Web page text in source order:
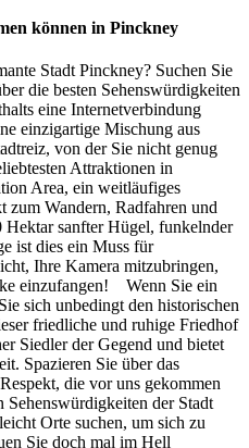
können in Pinckney
Stadt Pinckney? Suchen Sie
die besten Sehenswürdigkeiten
eine Internetverbindung
einzigartige Mischung aus
von der Sie nicht genug
Attraktionen in
Area, ein weitläufiges
zum Wandern, Radfahren und
sanfter Hügel, funkelnder
ist dies ein Muss für
Ihre Kamera mitzubringen,
einzufangen! Wenn Sie ein
sich unbedingt den historischen
friedliche und ruhige Friedhof
Siedler der Gegend und bietet
Spazieren Sie über das
die vor uns gekommen
der Stadt
Orte suchen, um sich zu
Sie doch mal im Hell